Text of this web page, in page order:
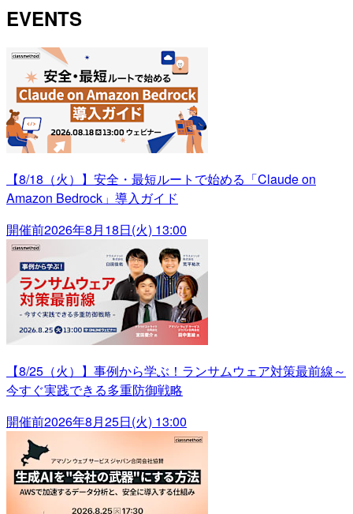
EVENTS
【8/18（火）】安全・最短ルートで始める「Claude on
Amazon Bedrock」導入ガイド
開催前2026年8月18日(火) 13:00
【8/25（火）】事例から学ぶ！ランサムウェア対策最前線～
今すぐ実践できる多重防御戦略
開催前2026年8月25日(火) 13:00